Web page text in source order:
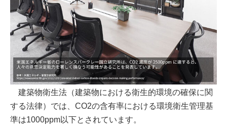
建築物衛生法（建築物における衛生的環境の確保に関
する法律）では、CO2の含有率における環境衛生管理基
準は1000ppm以下とされています。